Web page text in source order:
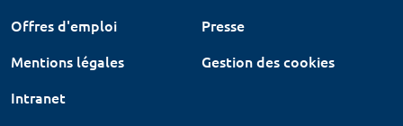
Offres d'emploi
Presse
Mentions légales
Gestion des cookies
Intranet